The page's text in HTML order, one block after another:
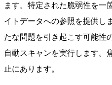
ます。特定された脆弱性を一
イトデータへの参照を提供し
たな問題を引き起こす可能性
自動スキャンを実行します。
止にあります。